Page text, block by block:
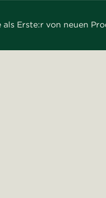
als Erste:r von neuen